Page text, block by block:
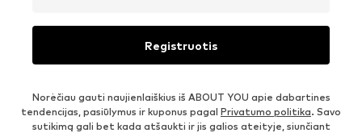
Registruotis
Norėčiau gauti naujienlaiškius iš ABOUT YOU apie dabartines
tendencijas, pasiūlymus ir kuponus pagal Privatumo politika. Savo
sutikimą gali bet kada atšaukti ir jis galios ateityje, siunčiant